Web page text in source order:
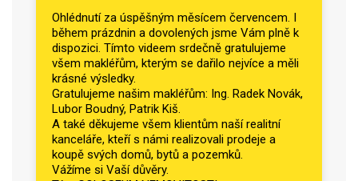
Ohlédnutí za úspěšným měsícem červencem. I
během prázdnin a dovolených jsme Vám plně k
dispozici. Tímto videem srdečně gratulujeme
všem makléřům, kterým se dařilo nejvíce a měli
krásné výsledky.
Gratulujeme našim makléřům: Ing. Radek Novák,
Lubor Boudný, Patrik Kiš.
A také děkujeme všem klientům naší realitní
kanceláře, kteří s námi realizovali prodeje a
koupě svých domů, bytů a pozemků.
Vážíme si Vaší důvěry.